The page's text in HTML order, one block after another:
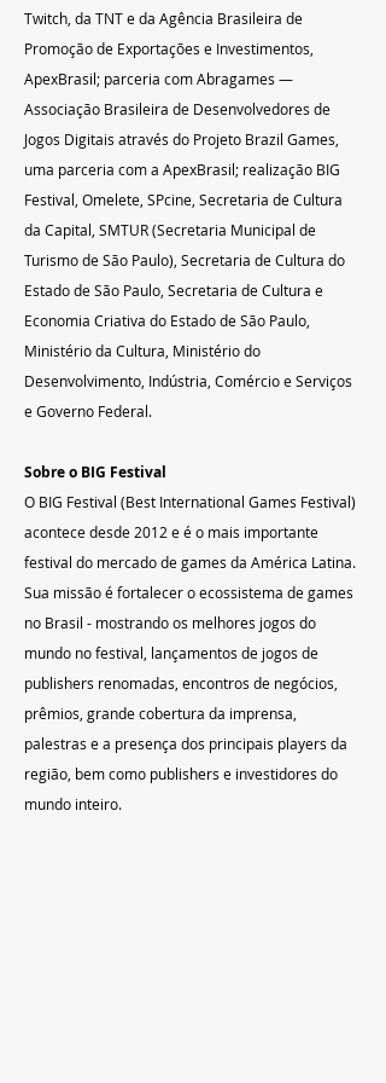
Twitch, da TNT e da Agência Brasileira de
Promoção de Exportações e Investimentos,
ApexBrasil; parceria com Abragames —
Associação Brasileira de Desenvolvedores de
Jogos Digitais através do Projeto Brazil Games,
uma parceria com a ApexBrasil; realização BIG
Festival, Omelete, SPcine, Secretaria de Cultura
da Capital, SMTUR (Secretaria Municipal de
Turismo de São Paulo), Secretaria de Cultura do
Estado de São Paulo, Secretaria de Cultura e
Economia Criativa do Estado de São Paulo,
Ministério da Cultura, Ministério do
Desenvolvimento, Indústria, Comércio e Serviços
e Governo Federal.
Sobre o BIG Festival
O BIG Festival (Best International Games Festival)
acontece desde 2012 e é o mais importante
festival do mercado de games da América Latina.
Sua missão é fortalecer o ecossistema de games
no Brasil - mostrando os melhores jogos do
mundo no festival, lançamentos de jogos de
publishers renomadas, encontros de negócios,
prêmios, grande cobertura da imprensa,
palestras e a presença dos principais players da
região, bem como publishers e investidores do
mundo inteiro.